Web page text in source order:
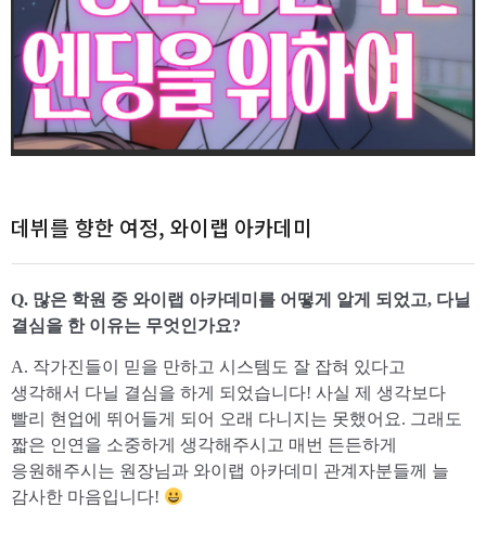
데뷔를 향한 여정, 와이랩 아카데미
Q. 많은 학원 중 와이랩 아카데미를 어떻게 알게 되었고, 다닐
결심을 한 이유는 무엇인가요?
A. 작가진들이 믿을 만하고 시스템도 잘 잡혀 있다고
생각해서 다닐 결심을 하게 되었습니다! 사실 제 생각보다
빨리 현업에 뛰어들게 되어 오래 다니지는 못했어요. 그래도
짧은 인연을 소중하게 생각해주시고 매번 든든하게
응원해주시는 원장님과 와이랩 아카데미 관계자분들께 늘
감사한 마음입니다!